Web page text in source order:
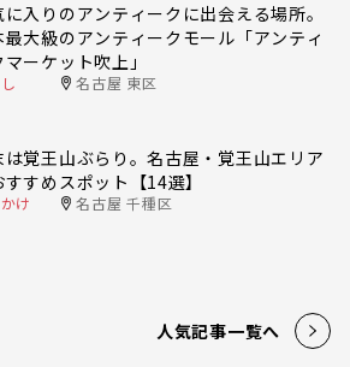
に入りのアンティークに出会える場所。
最大級のアンティークモール「アンティ
ーケット吹上」
名古屋 東区
は覚王山ぶらり。名古屋・覚王山エリア
すすめスポット【14選】
け 名古屋 千種区
人気記事一覧へ